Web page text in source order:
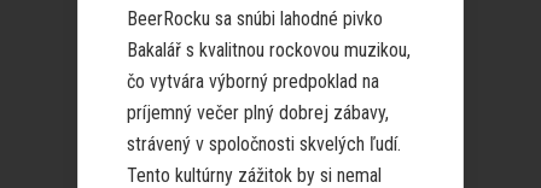
BeerRocku sa snúbi lahodné pivko
Bakalář s kvalitnou rockovou muzikou,
čo vytvára výborný predpoklad na
príjemný večer plný dobrej zábavy,
strávený v spoločnosti skvelých ľudí.
Tento kultúrny zážitok by si nemal